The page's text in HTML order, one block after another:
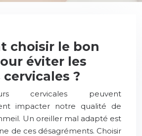
choisir le bon
éviter les
?
cervicales peuvent
impacter notre qualité de
Un oreiller mal adapté est
de ces désagréments. Choisir